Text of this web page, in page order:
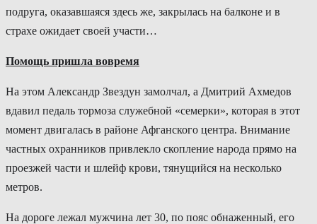
подруга, оказавшаяся здесь же, закрылась на балконе и в
страхе ожидает своей участи…
Помощь пришла вовремя
На этом Александр Звездун замолчал, а Дмитрий Ахмедов
вдавил педаль тормоза служебной «семерки», которая в этот
момент двигалась в районе Афганского центра. Внимание
частных охранников привлекло скопление народа прямо на
проезжей части и шлейф крови, тянущийся на несколько
метров.
На дороге лежал мужчина лет 30, по пояс обнаженный, его